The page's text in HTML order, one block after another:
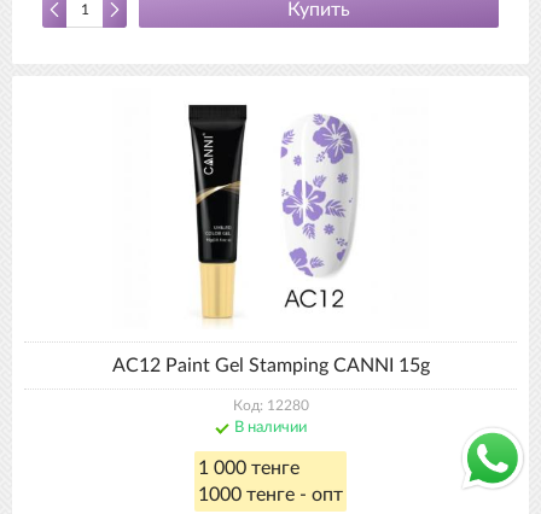
Купить
AC12 Paint Gel Stamping CANNI 15g
Код: 12280
В наличии
1 000 тенге
1000 тенге - опт